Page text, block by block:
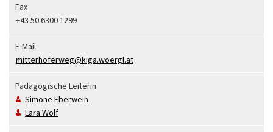
Fax
+43 50 6300 1299
E-Mail
mitterhoferweg@kiga.woergl.at
Pädagogische Leiterin
Simone Eberwein
Lara Wolf